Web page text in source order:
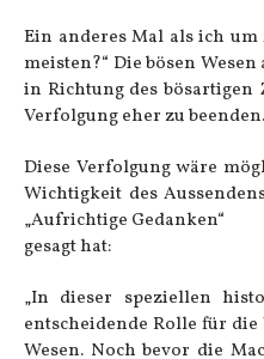
Ein anderes Mal als ich
meisten?“ Die bösen
in Richtung des bösartigen
Verfolgung eher zu beenden.
Diese Verfolgung wäre
Wichtigkeit des
„Aufrichtige Gedanken“
gesagt hat:
„In dieser speziellen
entscheidende Rolle für
Wesen. Noch bevor die